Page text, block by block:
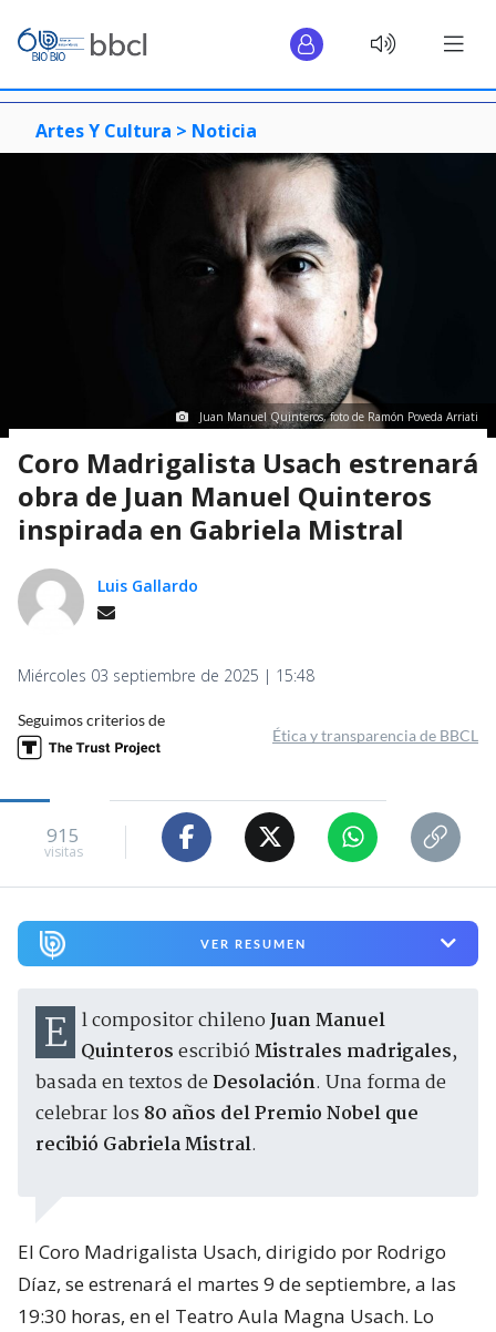
Artes Y Cultura > Noticia
Juan Manuel Quinteros, foto de Ramón Poveda Arriati
Coro Madrigalista Usach estrenará
obra de Juan Manuel Quinteros
inspirada en Gabriela Mistral
Luis Gallardo
Miércoles 03 septiembre de 2025 | 15:48
Seguimos criterios de
Ética y transparencia de BBCL
915
visitas
VER RESUMEN
El compositor chilenoJuan Manuel
QuinterosescribióMistrales madrigales,
basada en textos de Desolación. Una forma de
celebrar los 80 años del Premio Nobel que
recibió Gabriela Mistral.
El Coro Madrigalista Usach, dirigido por Rodrigo
Díaz, se estrenará el martes 9 de septiembre, a las
19:30 horas, en el Teatro Aula Magna Usach. Lo